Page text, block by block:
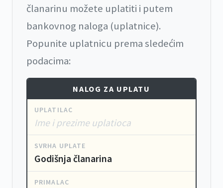
članarinu možete uplatiti i putem
bankovnog naloga (uplatnice).
Popunite uplatnicu prema sledećim
podacima:
NALOG ZA UPLATU
UPLATILAC
Ime i prezime uplatioca
SVRHA UPLATE
Godišnja članarina
PRIMALAC